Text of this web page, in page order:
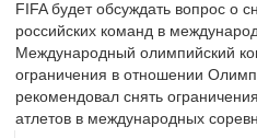
FIFA будет обсуждать вопрос о
российских команд в
Международный олимпийский
ограничения в отношении
рекомендовал снять
атлетов в международных